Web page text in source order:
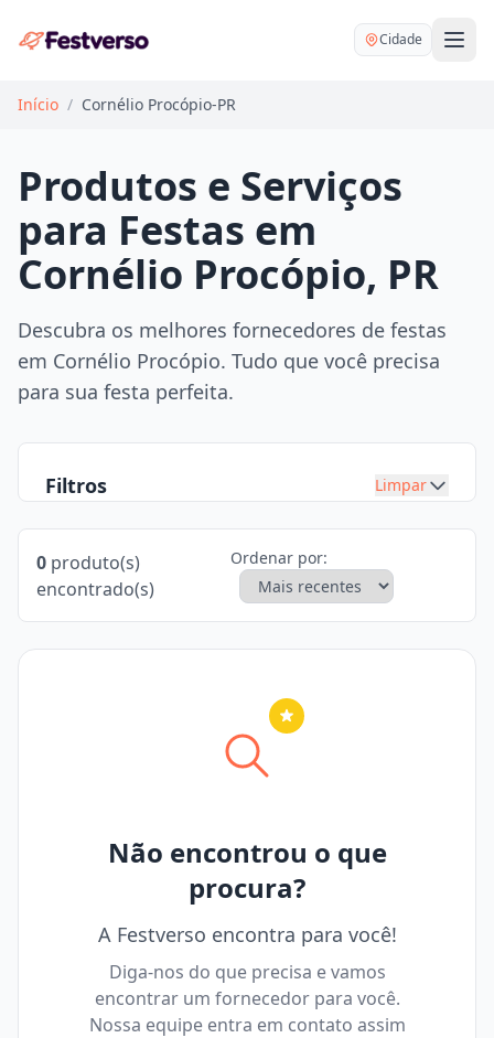
Cidade
Balões delivery
Decoração personalizada
Pegue e Monte
Festa na mesa
Mesas e cadeiras
Buffet
DJ
Início / Cornélio Procópio-PR
Produtos e Serviços
para Festas em
Cornélio Procópio, PR
Descubra os melhores fornecedores de festas
em Cornélio Procópio. Tudo que você precisa
para sua festa perfeita.
Filtros Limpar
Máximo
0 produto(s)
encontrado(s)
Ordenar por:
Não encontrou o que
procura?
A Festverso encontra para você!
Diga-nos do que precisa e vamos
encontrar um fornecedor para você.
Nossa equipe entra em contato assim